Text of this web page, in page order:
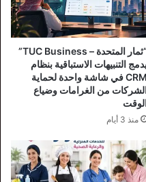
“ثمار المتحدة – TUC Business”
التنبيهات الاستباقية بنظام
CRM في شاشة واحدة لحماية
من الغرامات وضياع
منذ 3 أيام